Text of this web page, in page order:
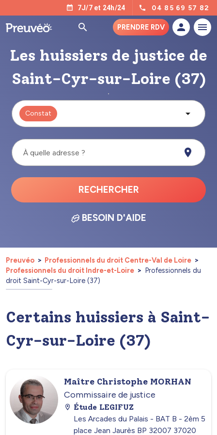
7J/7 et 24h/24 04 85 69 57 82
PRENDRE RDV
Les huissiers de justice de
Saint-Cyr-sur-Loire (37)
Constat
À quelle adresse ?
RECHERCHER
BESOIN D'AIDE
Preuvéo
Professionnels du droit Centre-Val de Loire
Professionnels du droit Indre-et-Loire
Professionnels du
droit Saint-Cyr-sur-Loire (37)
Certains huissiers à Saint-
Cyr-sur-Loire (37)
Maître Christophe MORHAN
Commissaire de justice
Étude LEGIFUZ
Les Arcades du Palais - BAT B - 2èm 5
place Jean Jaurès BP 32007 37020